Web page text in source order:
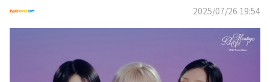
2025/07/26 19:54